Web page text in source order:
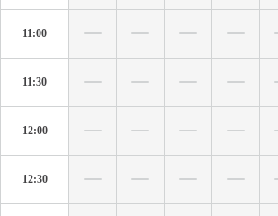
11:00
11:30
12:00
12:30